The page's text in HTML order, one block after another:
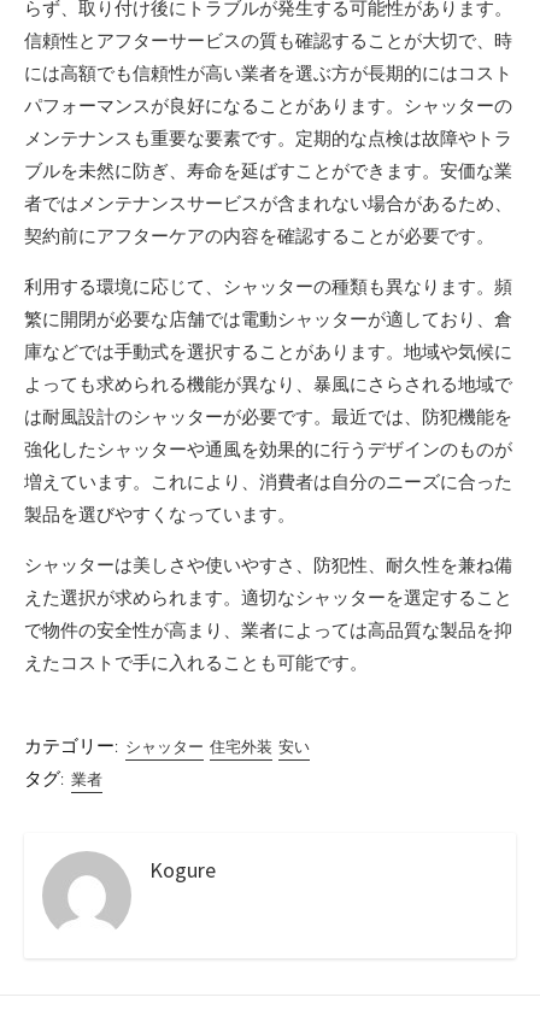
らず、取り付け後にトラブルが発生する可能性があります。
信頼性とアフターサービスの質も確認することが大切で、時
には高額でも信頼性が高い業者を選ぶ方が長期的にはコスト
パフォーマンスが良好になることがあります。シャッターの
メンテナンスも重要な要素です。定期的な点検は故障やトラ
ブルを未然に防ぎ、寿命を延ばすことができます。安価な業
者ではメンテナンスサービスが含まれない場合があるため、
契約前にアフターケアの内容を確認することが必要です。
利用する環境に応じて、シャッターの種類も異なります。頻
繁に開閉が必要な店舗では電動シャッターが適しており、倉
庫などでは手動式を選択することがあります。地域や気候に
よっても求められる機能が異なり、暴風にさらされる地域で
は耐風設計のシャッターが必要です。最近では、防犯機能を
強化したシャッターや通風を効果的に行うデザインのものが
増えています。これにより、消費者は自分のニーズに合った
製品を選びやすくなっています。
シャッターは美しさや使いやすさ、防犯性、耐久性を兼ね備
えた選択が求められます。適切なシャッターを選定すること
で物件の安全性が高まり、業者によっては高品質な製品を抑
えたコストで手に入れることも可能です。
カテゴリー: シャッター 住宅外装 安い
タグ: 業者
Kogure